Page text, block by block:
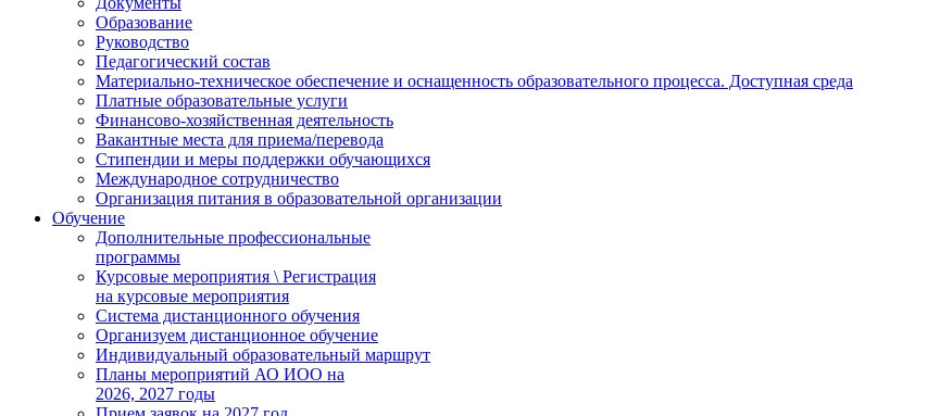
Образование
Руководство
Педагогический состав
Материально-техническое обеспечение и оснащенность образовательного процесса. Доступная среда
Платные образовательные услуги
Финансово-хозяйственная деятельность
Вакантные места для приема/перевода
Стипендии и меры поддержки обучающихся
Международное сотрудничество
Организация питания в образовательной организации
Обучение
Дополнительные профессиональные
программы
Курсовые мероприятия \ Регистрация
на курсовые мероприятия
Система дистанционного обучения
Организуем дистанционное обучение
Индивидуальный образовательный маршрут
Планы мероприятий АО ИОО на
2026, 2027 годы